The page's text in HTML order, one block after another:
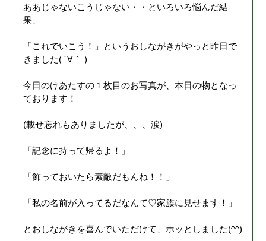
ああじゃないこうじゃない・・といろいろ悩んだ結
果、
「これでいこう！」というおしながきがやっと昨日で
きました( ´∀｀ )
今日のけあたすの１枚目のお写真が、本日の物となっ
ております！
(載せ忘れもありましたが、、、涙)
「記念に持って帰るよ！」
「飾っておいたら素敵だもんね！！」
「私の名前が入ってるだなんて♡家族に見せます！」
とおしながきを喜んでいただけて、ホッとしました(^^)